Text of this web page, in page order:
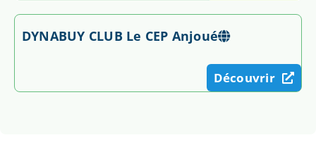
DYNABUY CLUB Le CEP Anjoué
Découvrir